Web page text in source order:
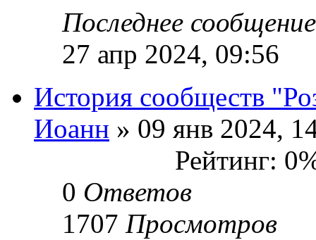
Последнее
27 апр 2024, 09:56
История сообществ
Иоанн » 09 янв 2024,
Рейтинг:
0 Ответов
1707 Просмотров